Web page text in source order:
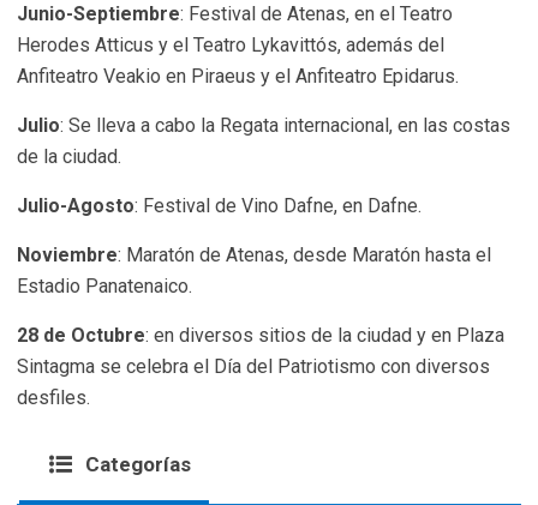
Junio-Septiembre: Festival de Atenas, en el Teatro
Herodes Atticus y el Teatro Lykavittós, además del
Anfiteatro Veakio en Piraeus y el Anfiteatro Epidarus.
Julio: Se lleva a cabo la Regata internacional, en las costas
de la ciudad.
Julio-Agosto: Festival de Vino Dafne, en Dafne.
Noviembre: Maratón de Atenas, desde Maratón hasta el
Estadio Panatenaico.
28 de Octubre: en diversos sitios de la ciudad y en Plaza
Sintagma se celebra el Día del Patriotismo con diversos
desfiles.
Categorías